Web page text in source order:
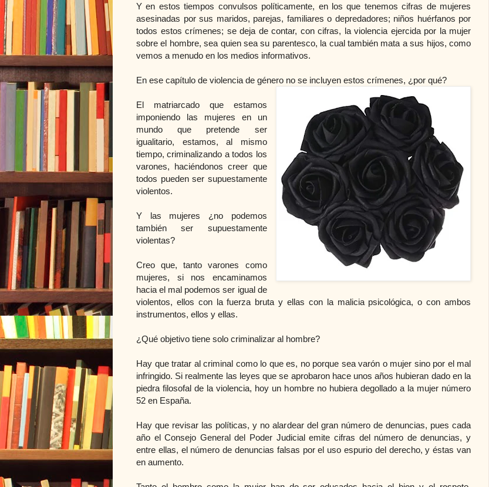
Y en estos tiempos convulsos políticamente, en los que tenemos cifras de mujeres
asesinadas por sus maridos, parejas, familiares o depredadores; niños huérfanos por
todos estos crímenes; se deja de contar, con cifras, la violencia ejercida por la mujer
sobre el hombre, sea quien sea su parentesco, la cual también mata a sus hijos, como
vemos a menudo en los medios informativos.
En ese capítulo de violencia de género no se incluyen estos crímenes, ¿por qué?
El matriarcado que estamos
imponiendo las mujeres en un
mundo que pretende ser
igualitario, estamos, al mismo
tiempo, criminalizando a todos los
varones, haciéndonos creer que
todos pueden ser supuestamente
violentos.
Y las mujeres ¿no podemos
también ser supuestamente
violentas?
Creo que, tanto varones como
mujeres, si nos encaminamos
hacia el mal podemos ser igual de
violentos, ellos con la fuerza bruta y ellas con la malicia psicológica, o con ambos
instrumentos, ellos y ellas.
¿Qué objetivo tiene solo criminalizar al hombre?
Hay que tratar al criminal como lo que es, no porque sea varón o mujer sino por el mal
infringido. Si realmente las leyes que se aprobaron hace unos años hubieran dado en la
piedra filosofal de la violencia, hoy un hombre no hubiera degollado a la mujer número
52 en España.
Hay que revisar las políticas, y no alardear del gran número de denuncias, pues cada
año el Consejo General del Poder Judicial emite cifras del número de denuncias, y
entre ellas, el número de denuncias falsas por el uso espurio del derecho, y éstas van
en aumento.